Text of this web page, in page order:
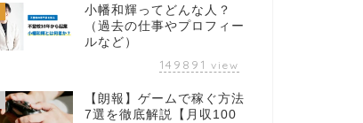
小幡和輝ってどんな人？
（過去の仕事やプロフィー
ルなど）
149891 view
【朗報】ゲームで稼ぐ方法
7選を徹底解説【月収100